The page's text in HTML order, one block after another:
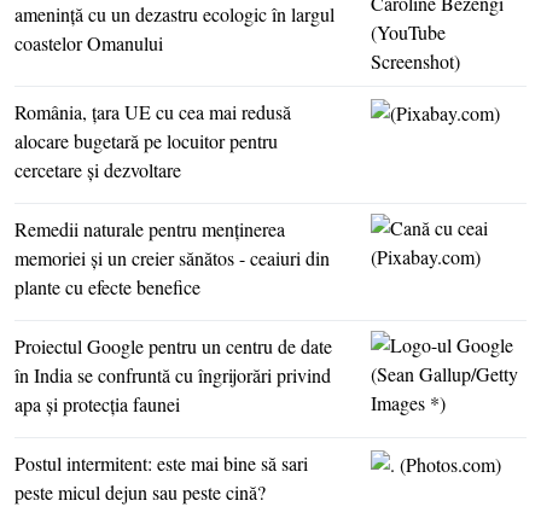
ameninţă cu un dezastru ecologic în largul
coastelor Omanului
România, ţara UE cu cea mai redusă
alocare bugetară pe locuitor pentru
cercetare şi dezvoltare
Remedii naturale pentru menţinerea
memoriei şi un creier sănătos - ceaiuri din
plante cu efecte benefice
Proiectul Google pentru un centru de date
în India se confruntă cu îngrijorări privind
apa şi protecţia faunei
Postul intermitent: este mai bine să sari
peste micul dejun sau peste cină?